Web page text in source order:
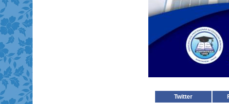
Twitter